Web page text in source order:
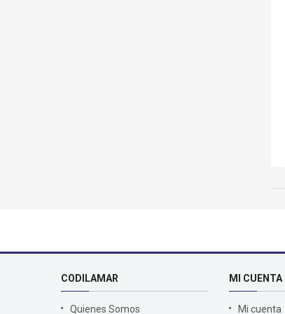
CODILAMAR
Quienes Somos
MI CUENTA
Mi cuenta